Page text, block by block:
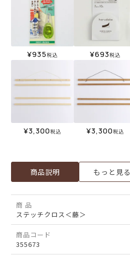
¥935税込 ¥693税込
¥3,300税込 ¥3,300税込
商品説明 もっと見る
商 品
ステッチクロス＜藤＞
商品コード
355673